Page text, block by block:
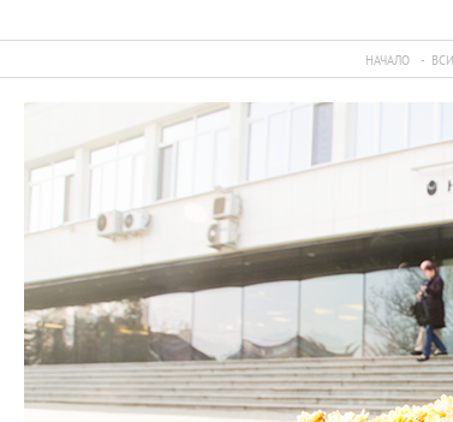
НАЧАЛО